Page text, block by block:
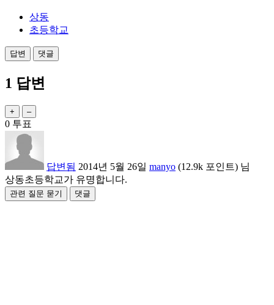
상동
초등학교
1 답변
0 투표
답변됨 2014년 5월 26일 manyo (12.9k 포인트) 님
상동초등학교가 유명합니다.